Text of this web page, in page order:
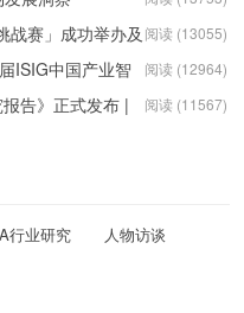
阅读 (13055)
战赛」成功举办及
阅读 (12964)
ISIG中国产业智
阅读 (11567)
告》正式发布 |
行业研究
人物访谈